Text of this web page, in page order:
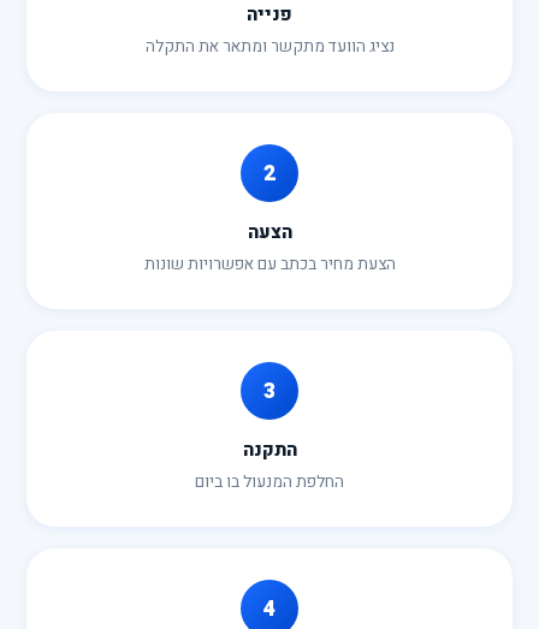
פנייה
נציג הוועד מתקשר ומתאר את התקלה
2
הצעה
הצעת מחיר בכתב עם אפשרויות שונות
3
התקנה
החלפת המנעול בו ביום
4